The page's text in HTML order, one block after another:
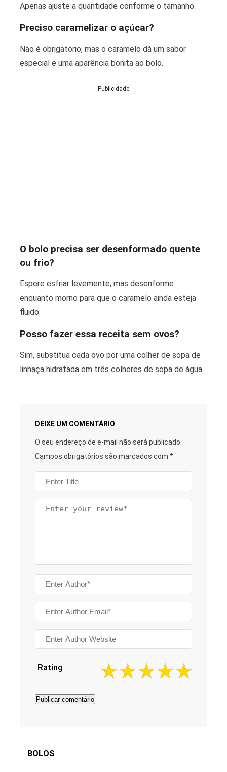
Apenas ajuste a quantidade conforme o tamanho.
Preciso caramelizar o açúcar?
Não é obrigatório, mas o caramelo dá um sabor
especial e uma aparência bonita ao bolo.
Publicidade
O bolo precisa ser desenformado quente
ou frio?
Espere esfriar levemente, mas desenforme
enquanto morno para que o caramelo ainda esteja
fluido.
Posso fazer essa receita sem ovos?
Sim, substitua cada ovo por uma colher de sopa de
linhaça hidratada em três colheres de sopa de água.
DEIXE UM COMENTÁRIO
O seu endereço de e-mail não será publicado.
Campos obrigatórios são marcados com *
Rating
BOLOS